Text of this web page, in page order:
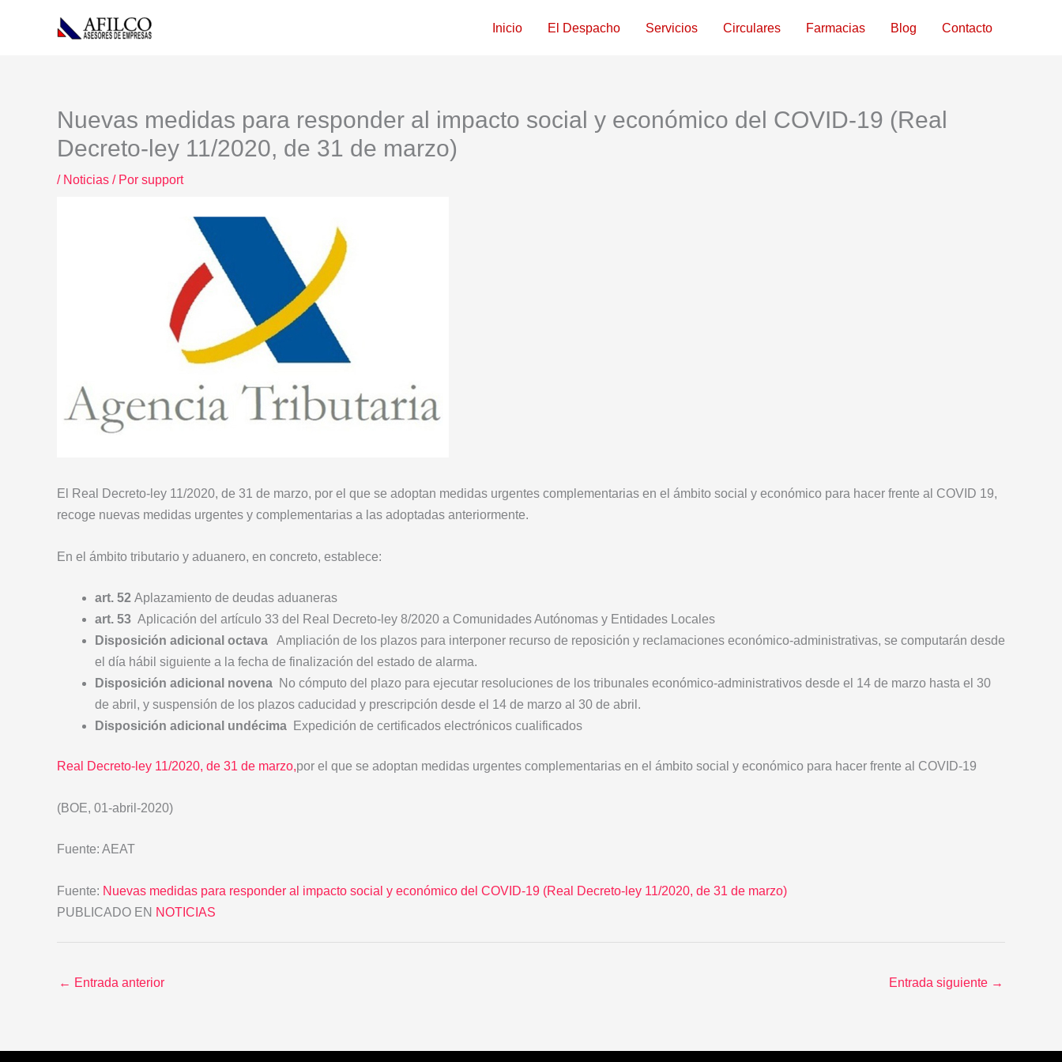
Inicio El Despacho Servicios Circulares Farmacias Blog Contacto
Nuevas medidas para responder al impacto social y económico del COVID-19 (Real
Decreto-ley 11/2020, de 31 de marzo)
/ Noticias / Por support
El Real Decreto-ley 11/2020, de 31 de marzo, por el que se adoptan medidas urgentes complementarias en el ámbito social y económico para hacer frente al COVID 19,
recoge nuevas medidas urgentes y complementarias a las adoptadas anteriormente.
En el ámbito tributario y aduanero, en concreto, establece:
art. 52 Aplazamiento de deudas aduaneras
art. 53 Aplicación del artículo 33 del Real Decreto-ley 8/2020 a Comunidades Autónomas y Entidades Locales
Disposición adicional octava
Ampliación de los plazos para interponer recurso de reposición y reclamaciones económico-administrativas, se computarán desde
el día hábil siguiente a la fecha de finalización del estado de alarma.
Disposición adicional novena No cómputo del plazo para ejecutar resoluciones de los tribunales económico-administrativos desde el 14 de marzo hasta el 30
de abril, y suspensión de los plazos caducidad y prescripción desde el 14 de marzo al 30 de abril.
Disposición adicional undécima Expedición de certificados electrónicos cualificados
Real Decreto-ley 11/2020, de 31 de marzo,por el que se adoptan medidas urgentes complementarias en el ámbito social y económico para hacer frente al COVID-19
(BOE, 01-abril-2020)
Fuente: AEAT
Fuente: Nuevas medidas para responder al impacto social y económico del COVID-19 (Real Decreto-ley 11/2020, de 31 de marzo)
PUBLICADO EN NOTICIAS
← Entrada anterior Entrada siguiente →